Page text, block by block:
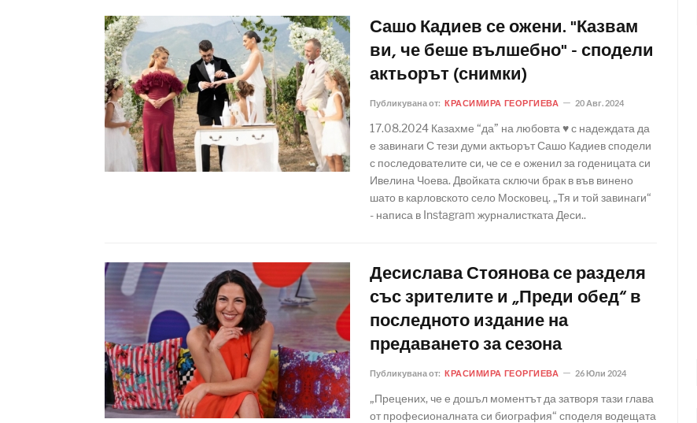
Сашо Кадиев се ожени. "Казвам
ви, че беше вълшебно" - сподели
актьорът (снимки)
Публикувана от: КРАСИМИРА ГЕОРГИЕВА 20 Авг. 2024
17.08.2024 Казахме “да” на любовта ♥ с надеждата да
е завинаги С тези думи актьорът Сашо Кадиев сподели
с последователите си, че се е оженил за годеницата си
Ивелина Чоева. Двойката сключи брак в във винено
шато в карловското село Московец. „Тя и той завинаги“
- написа в Instagram журналистката Деси..
Десислава Стоянова се разделя
със зрителите и „Преди обед“ в
последното издание на
предаването за сезона
Публикувана от: КРАСИМИРА ГЕОРГИЕВА 26 Юли 2024
„Прецених, че е дошъл моментът да затворя тази глава
от професионалната си биография“ споделя водещата